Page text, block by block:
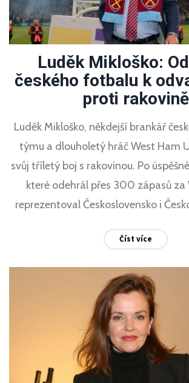
Luděk Mikloško:
českého fotbalu k
proti rakovině
Luděk Mikloško, někdejší brankář
týmu a dlouholetý hráč West Ham
svůj tříletý boj s rakovinou. Po
které odehrál přes 300 zápasů za
reprezentoval Československo i
vyrovnávat s vážnou nemocí,
Číst více